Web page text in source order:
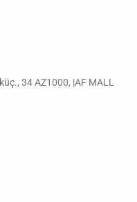
34 AZ1000, |AF MALL